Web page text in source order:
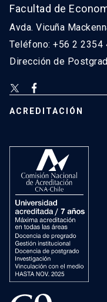
Facultad de
Avda. Vicuña
Teléfono: +56 2 2354
Dirección de
ACREDITACIÓN